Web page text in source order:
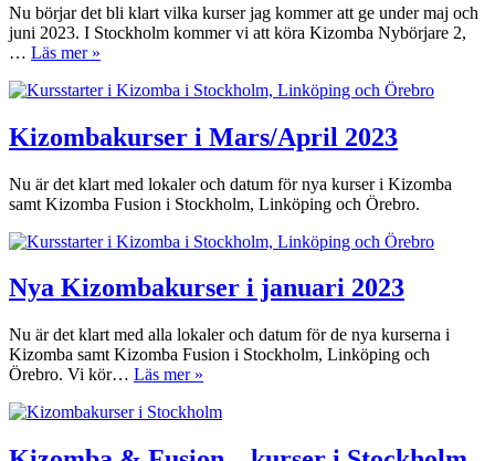
Nu börjar det bli klart vilka kurser jag kommer att ge under maj och
juni 2023. I Stockholm kommer vi att köra Kizomba Nybörjare 2,
… Läs mer »
Kizomba
maj/juni
2023
Kizombakurser i Mars/April 2023
Nu är det klart med lokaler och datum för nya kurser i Kizomba
samt Kizomba Fusion i Stockholm, Linköping och Örebro.
Nya Kizombakurser i januari 2023
Nu är det klart med alla lokaler och datum för de nya kurserna i
Kizomba samt Kizomba Fusion i Stockholm, Linköping och
Örebro. Vi kör… Läs mer »
i
2023